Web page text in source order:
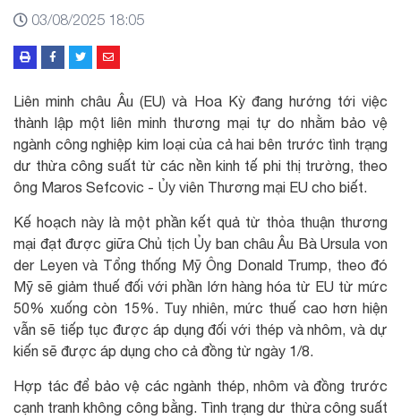
03/08/2025 18:05
Liên minh châu Âu (EU) và Hoa Kỳ đang hướng tới việc
thành lập một liên minh thương mại tự do nhằm bảo vệ
ngành công nghiệp kim loại của cả hai bên trước tình trạng
dư thừa công suất từ các nền kinh tế phi thị trường, theo
ông Maros Sefcovic - Ủy viên Thương mại EU cho biết.
Kế hoạch này là một phần kết quả từ thỏa thuận thương
mại đạt được giữa Chủ tịch Ủy ban châu Âu Bà Ursula von
der Leyen và Tổng thống Mỹ Ông Donald Trump, theo đó
Mỹ sẽ giảm thuế đối với phần lớn hàng hóa từ EU từ mức
50% xuống còn 15%. Tuy nhiên, mức thuế cao hơn hiện
vẫn sẽ tiếp tục được áp dụng đối với thép và nhôm, và dự
kiến sẽ được áp dụng cho cả đồng từ ngày 1/8.
Hợp tác để bảo vệ các ngành thép, nhôm và đồng trước
cạnh tranh không công bằng. Tình trạng dư thừa công suất